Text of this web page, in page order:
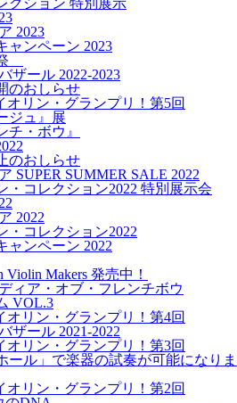
クション 特別展示
2023
ャンペーン 2023
ザール 2022-2023
のおしらせ
リン・グランプリ！第5回
ジュ』展
チ・ボウ』
のおしらせ
SUPER SUMMER SALE 2022
・コレクション2022 特別展示会
2022
・コレクション2022
ャンペーン 2022
Violin Makers 発売中！
ィア・オブ・フレンチボウ
VOL.3
リン・グランプリ！第4回
ザール 2021-2022
リン・グランプリ！第3回
ール」で楽器の試奏が可能になりま
リン・グランプリ！第2回